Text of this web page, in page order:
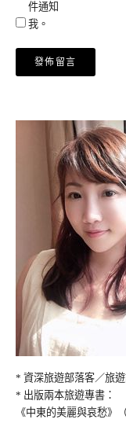
件通知
我。
* 資深旅遊部落客／旅
* 出版兩本旅遊專書：
《中東的美麗與哀愁》